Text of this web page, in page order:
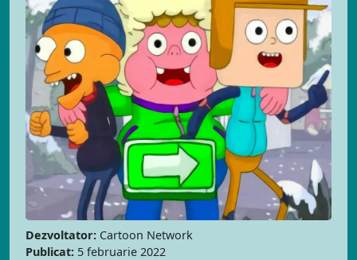
Dezvoltator: Cartoon Network
Publicat: 5 februarie 2022